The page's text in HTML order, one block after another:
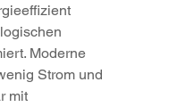
Moderne
Strom und
mit